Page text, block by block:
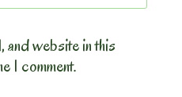
and website in this
I comment.